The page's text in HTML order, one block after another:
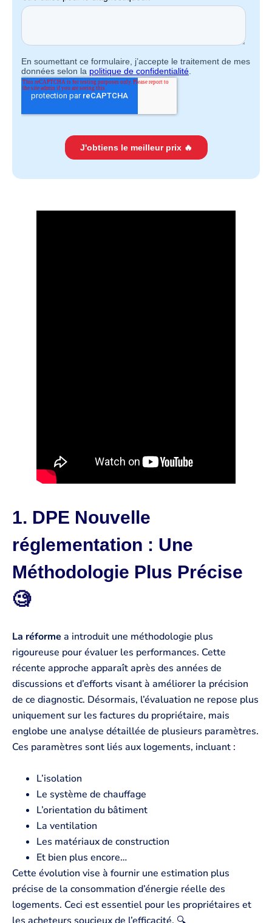
1. DPE Nouvelle
réglementation : Une
Méthodologie Plus Précise
🧐
La réforme a introduit une méthodologie plus
rigoureuse pour évaluer les performances. Cette
récente approche apparaît après des années de
discussions et d’efforts visant à améliorer la précision
de ce diagnostic. Désormais, l’évaluation ne repose plus
uniquement sur les factures du propriétaire, mais
englobe une analyse détaillée de plusieurs paramètres.
Ces paramètres sont liés aux logements, incluant :
L’isolation
Le système de chauffage
L’orientation du bâtiment
La ventilation
Les matériaux de construction
Et bien plus encore…
Cette évolution vise à fournir une estimation plus
précise de la consommation d’énergie réelle des
logements. Ceci est essentiel pour les propriétaires et
les acheteurs soucieux de l’efficacité. 🔍